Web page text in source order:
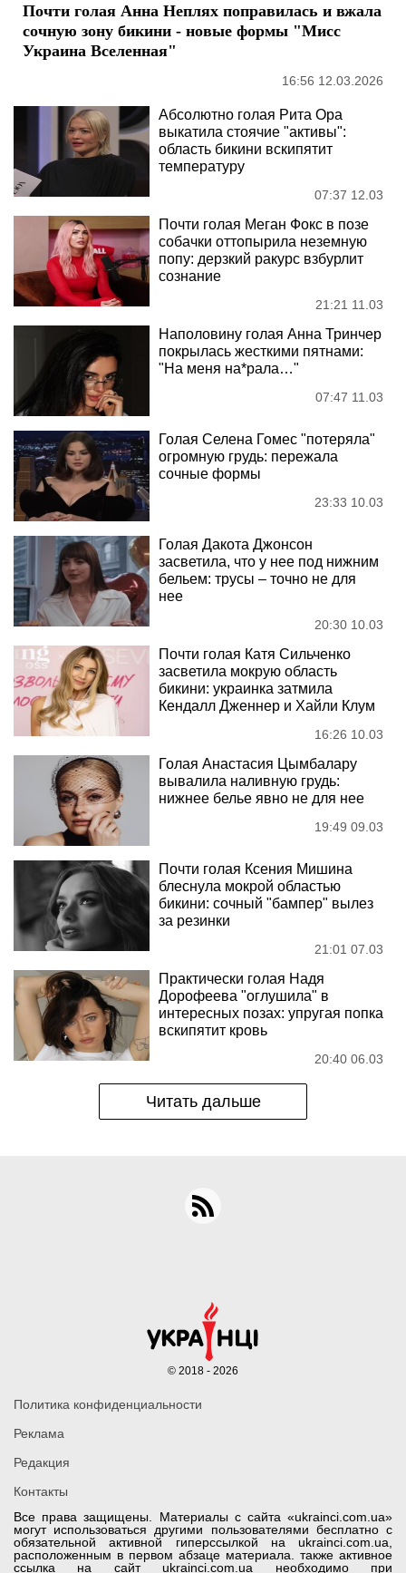
Почти голая Анна Неплях поправилась и вжала
сочную зону бикини - новые формы "Мисс
Украина Вселенная"
16:56 12.03.2026
Абсолютно голая Рита Ора
выкатила стоячие "активы":
область бикини вскипятит
температуру
07:37 12.03
Почти голая Меган Фокс в позе
собачки оттопырила неземную
попу: дерзкий ракурс взбурлит
сознание
21:21 11.03
Наполовину голая Анна Тринчер
покрылась жесткими пятнами:
"На меня на*рала…"
07:47 11.03
Голая Селена Гомес "потеряла"
огромную грудь: пережала
сочные формы
23:33 10.03
Голая Дакота Джонсон
засветила, что у нее под нижним
бельем: трусы – точно не для
нее
20:30 10.03
Почти голая Катя Сильченко
засветила мокрую область
бикини: украинка затмила
Кендалл Дженнер и Хайли Клум
16:26 10.03
Голая Анастасия Цымбалару
вывалила наливную грудь:
нижнее белье явно не для нее
19:49 09.03
Почти голая Ксения Мишина
блеснула мокрой областью
бикини: сочный "бампер" вылез
за резинки
21:01 07.03
Практически голая Надя
Дорофеева "оглушила" в
интересных позах: упругая попка
вскипятит кровь
20:40 06.03
Читать дальше
Все права защищены. Материалы с сайта «ukrainci.com.ua»
могут использоваться другими пользователями бесплатно с
обязательной активной гиперссылкой на ukrainci.com.ua,
расположенным в первом абзаце материала. также активное
ссылка на сайт ukrainci.com.ua необходимо при
Политика конфиденциальности
Реклама
Редакция
Контакты
© 2018 - 2026